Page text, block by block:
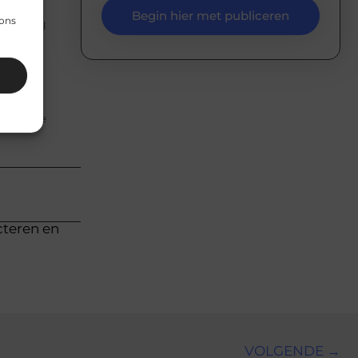
veel
acne,
en
Begin hier met publiceren
VOLGENDE →